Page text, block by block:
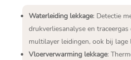
Waterleiding lekkage: Detectie
drukverliesanalyse en
multilayer leidingen, ook bij lage
Vloerverwarming lekkage: